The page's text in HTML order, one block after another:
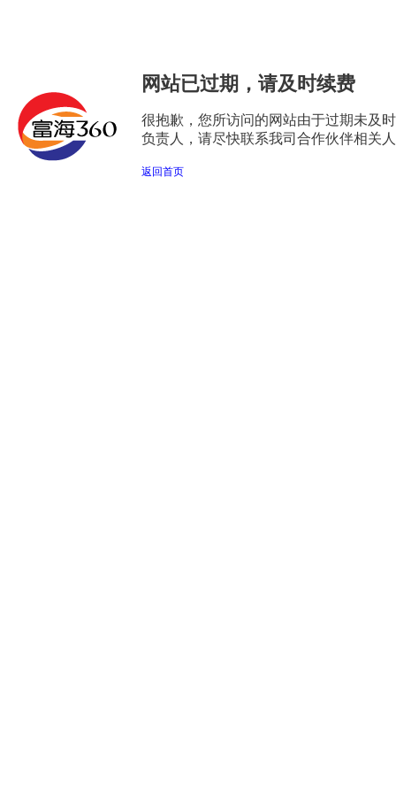
网站已过期，请及时续费
很抱歉，您所访问的网站由于过期未及
负责人，请尽快联系我司合作伙伴相关
返回首页